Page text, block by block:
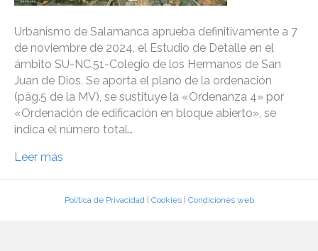
Urbanismo de Salamanca aprueba definitivamente a 7
de noviembre de 2024, el Estudio de Detalle en el
ámbito SU-NC.51-Colegio de los Hermanos de San
Juan de Dios. Se aporta el plano de la ordenación
(pág.5 de la MV), se sustituye la «Ordenanza 4» por
«Ordenación de edificación en bloque abierto», se
indica el número total…
Leer más
Política de Privacidad| Cookies| Condiciones web